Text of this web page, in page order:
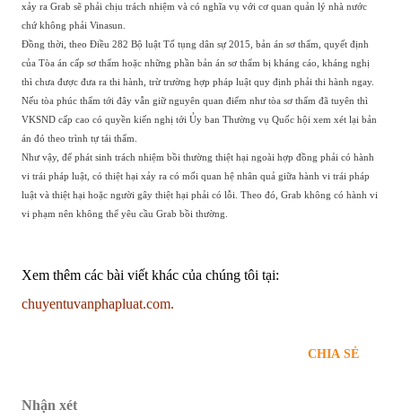
xảy ra Grab sẽ phải chịu trách nhiệm và có nghĩa vụ với cơ quan quản lý nhà nước
chứ không phải Vinasun.
Đồng thời, theo Điều 282 Bộ luật Tố tụng dân sự 2015, bản án sơ thẩm, quyết định
của Tòa án cấp sơ thẩm hoặc những phần bản án sơ thẩm bị kháng cáo, kháng nghị
thì chưa được đưa ra thi hành, trừ trường hợp pháp luật quy định phải thi hành ngay.
Nếu tòa phúc thẩm tới đây vẫn giữ nguyên quan điểm như tòa sơ thẩm đã tuyên thì
VKSND cấp cao có quyền kiến nghị tới Ủy ban Thường vụ Quốc hội xem xét lại bản
án đó theo trình tự tái thẩm.
Như vậy, để phát sinh trách nhiệm bồi thường thiệt hại ngoài hợp đồng phải có hành
vi trái pháp luật, có thiệt hại xảy ra có mối quan hệ nhân quả giữa hành vi trái pháp
luật và thiệt hại hoặc người gây thiệt hại phải có lỗi. Theo đó, Grab không có hành vi
vi phạm nên không thể yêu cầu Grab bồi thường.
Xem thêm các bài viết khác của chúng tôi tại:
chuyentuvanphapluat.com.
CHIA SẺ
Nhận xét